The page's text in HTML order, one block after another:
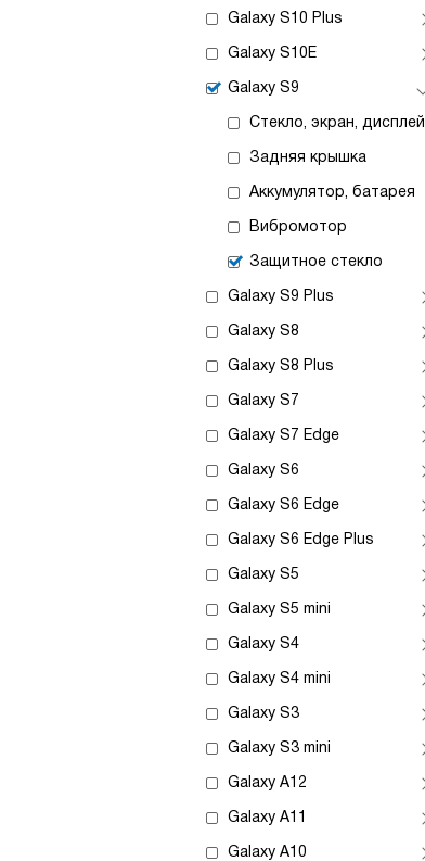
Galaxy S10 Plus
Galaxy S10E
Galaxy S9
Стекло, экран, дисплей
Задняя крышка
Аккумулятор, батарея
Вибромотор
Защитное стекло
Galaxy S9 Plus
Galaxy S8
Galaxy S8 Plus
Galaxy S7
Galaxy S7 Edge
Galaxy S6
Galaxy S6 Edge
Galaxy S6 Edge Plus
Galaxy S5
Galaxy S5 mini
Galaxy S4
Galaxy S4 mini
Galaxy S3
Galaxy S3 mini
Galaxy A12
Galaxy A11
Galaxy A10